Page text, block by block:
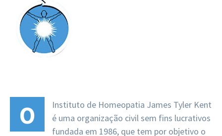
O
Instituto de Homeopatia James Tyler Kent
é uma organização civil sem fins lucrativos
fundada em 1986, que tem por objetivo o